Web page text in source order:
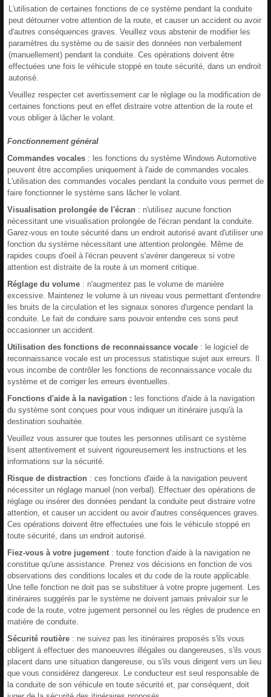
L'utilisation de certaines fonctions de ce système pendant la conduite
peut détourner votre attention de la route, et causer un accident ou avoir
d'autres conséquences graves. Veuillez vous abstenir de modifier les
paramètres du système ou de saisir des données non verbalement
(manuellement) pendant la conduite. Ces opérations doivent être
effectuées une fois le véhicule stoppé en toute sécurité, dans un endroit
autorisé.
Veuillez respecter cet avertissement car le réglage ou la modification de
certaines fonctions peut en effet distraire votre attention de la route et
vous obliger à lâcher le volant.
Fonctionnement général
Commandes vocales : les fonctions du système Windows Automotive
peuvent être accomplies uniquement à l'aide de commandes vocales.
L'utilisation des commandes vocales pendant la conduite vous permet de
faire fonctionner le système sans lâcher le volant.
Visualisation prolongée de l'écran : n'utilisez aucune fonction
nécessitant une visualisation prolongée de l'écran pendant la conduite.
Garez-vous en toute sécurité dans un endroit autorisé avant d'utiliser une
fonction du système nécessitant une attention prolongée. Même de
rapides coups d'oeil à l'écran peuvent s'avérer dangereux si votre
attention est distraite de la route à un moment critique.
Réglage du volume : n'augmentez pas le volume de manière
excessive. Maintenez le volume à un niveau vous permettant d'entendre
les bruits de la circulation et les signaux sonores d'urgence pendant la
conduite. Le fait de conduire sans pouvoir entendre ces sons peut
occasionner un accident.
Utilisation des fonctions de reconnaissance vocale : le logiciel de
reconnaissance vocale est un processus statistique sujet aux erreurs. Il
vous incombe de contrôler les fonctions de reconnaissance vocale du
système et de corriger les erreurs éventuelles.
Fonctions d'aide à la navigation : les fonctions d'aide à la navigation
du système sont conçues pour vous indiquer un itinéraire jusqu'à la
destination souhaitée.
Veuillez vous assurer que toutes les personnes utilisant ce système
lisent attentivement et suivent rigoureusement les instructions et les
informations sur la sécurité.
Risque de distraction : ces fonctions d'aide à la navigation peuvent
nécessiter un réglage manuel (non verbal). Effectuer des opérations de
réglage ou insérer des données pendant la conduite peut distraire votre
attention, et causer un accident ou avoir d'autres conséquences graves.
Ces opérations doivent être effectuées une fois le véhicule stoppé en
toute sécurité, dans un endroit autorisé.
Fiez-vous à votre jugement : toute fonction d'aide à la navigation ne
constitue qu'une assistance. Prenez vos décisions en fonction de vos
observations des conditions locales et du code de la route applicable.
Une telle fonction ne doit pas se substituer à votre propre jugement. Les
itinéraires suggérés par le système ne doivent jamais prévaloir sur le
code de la route, votre jugement personnel ou les règles de prudence en
matière de conduite.
Sécurité routière : ne suivez pas les itinéraires proposés s'ils vous
obligent à effectuer des manoeuvres illégales ou dangereuses, s'ils vous
placent dans une situation dangereuse, ou s'ils vous dirigent vers un lieu
que vous considérez dangereux. Le conducteur est seul responsable de
la conduite de son véhicule en toute sécurité et, par conséquent, doit